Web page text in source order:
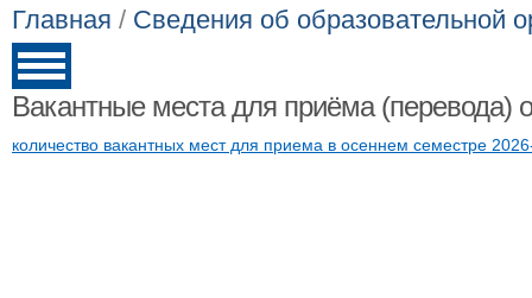
Главная / Сведения об образовательной
Вакантные места для приёма (перевода)
количество вакантных мест для приема в осеннем семестре